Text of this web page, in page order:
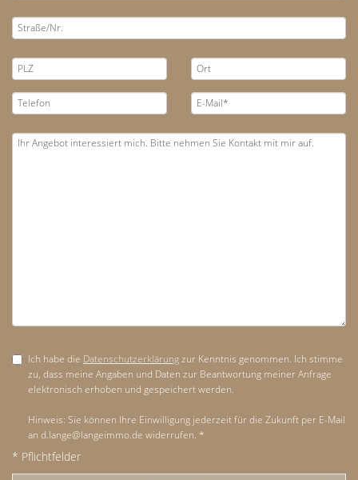
Ich habe die Datenschutzerklärungzur Kenntnis genommen. Ich stimme
zu, dass meine Angaben und Daten zur Beantwortung meiner Anfrage
elektronisch erhoben und gespeichert werden.
Hinweis: Sie können Ihre Einwilligung jederzeit für die Zukunft per E-Mail
an d.lange@langeimmo.de widerrufen. *
* Pflichtfelder